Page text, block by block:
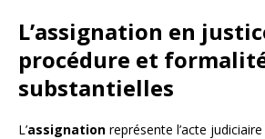
L’assignation en
procédure et
substantielles
L’assignation représente l’acte